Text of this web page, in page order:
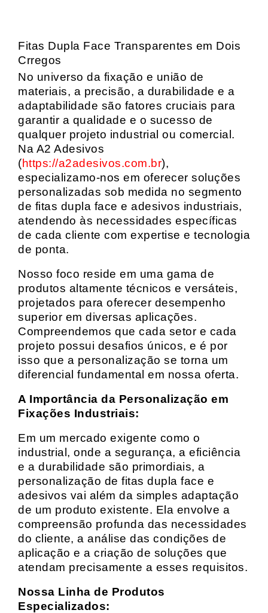
Fitas Dupla Face Transparentes em Dois
Crregos
No universo da fixação e união de
materiais, a precisão, a durabilidade e a
adaptabilidade são fatores cruciais para
garantir a qualidade e o sucesso de
qualquer projeto industrial ou comercial.
Na A2 Adesivos
(https://a2adesivos.com.br),
especializamo-nos em oferecer soluções
personalizadas sob medida no segmento
de fitas dupla face e adesivos industriais,
atendendo às necessidades específicas
de cada cliente com expertise e tecnologia
de ponta.
Nosso foco reside em uma gama de
produtos altamente técnicos e versáteis,
projetados para oferecer desempenho
superior em diversas aplicações.
Compreendemos que cada setor e cada
projeto possui desafios únicos, e é por
isso que a personalização se torna um
diferencial fundamental em nossa oferta.
A Importância da Personalização em
Fixações Industriais:
Em um mercado exigente como o
industrial, onde a segurança, a eficiência
e a durabilidade são primordiais, a
personalização de fitas dupla face e
adesivos vai além da simples adaptação
de um produto existente. Ela envolve a
compreensão profunda das necessidades
do cliente, a análise das condições de
aplicação e a criação de soluções que
atendam precisamente a esses requisitos.
Nossa Linha de Produtos
Especializados: